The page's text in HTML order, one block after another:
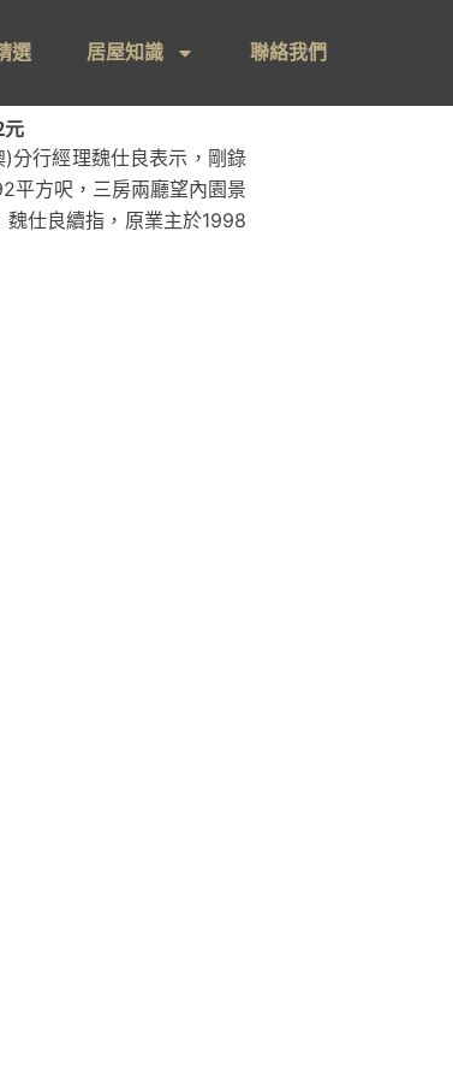
選 居屋知識 聯絡我們
元
分行經理魏仕良表示，剛錄
平方呎，三房兩廳望內園景
仕良續指，原業主於1998